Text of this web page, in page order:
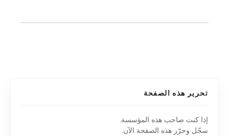
تحرير هذه الصفحة
إذا كنت صاحب هذه المؤسسة.
سجّل وحرّر هذه الصفحة الآن.